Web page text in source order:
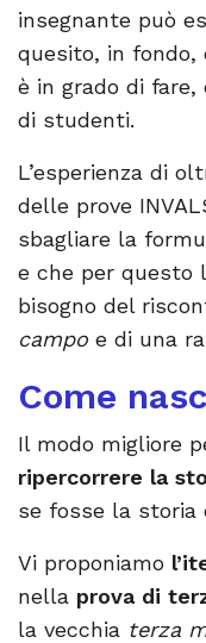
insegnante può
quesito, in fondo,
è in grado di fare,
di studenti.
L’esperienza di
delle prove
sbagliare la
e che per questo
bisogno del
campo e di una
Come
Il modo migliore
ripercorrere la
se fosse la storia
Vi proponiamo
nella prova di
la vecchia terza